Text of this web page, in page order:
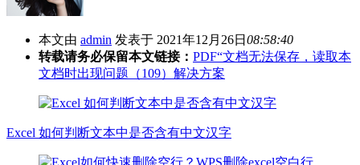
本文由 admin 发表于 2021年12月26日 08:58:40
转载请务必保留本文链接： PDF“文档无法保存，读取本
文档时出现问题（109）解决方案
Excel 如何判断文本中是否含有中文汉字